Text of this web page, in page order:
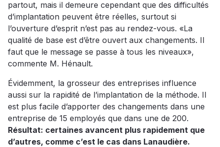
partout, mais il demeure cependant que des difficultés
d’implantation peuvent être réelles, surtout si
l’ouverture d’esprit n’est pas au rendez-vous. «La
qualité de base est d’être ouvert aux changements. Il
faut que le message se passe à tous les niveaux»,
commente M. Hénault.
Évidemment, la grosseur des entreprises influence
aussi sur la rapidité de l’implantation de la méthode. Il
est plus facile d’apporter des changements dans une
entreprise de 15 employés que dans une de 200.
Résultat: certaines avancent plus rapidement que
d’autres, comme c’est le cas dans Lanaudière.